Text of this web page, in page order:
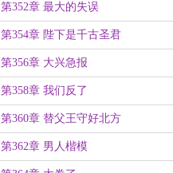
第352章 最大的失误
第354章 陛下是千古圣君
第356章 大兴急报
第358章 我们反了
第360章 替父王守好北方
第362章 男人楷模